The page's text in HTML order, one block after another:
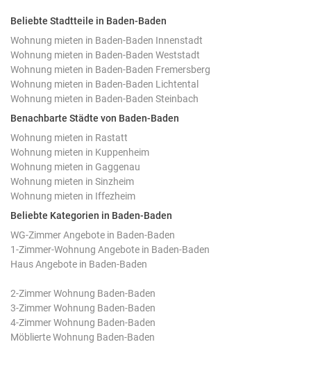
Beliebte Stadtteile in Baden-Baden
Wohnung mieten in Baden-Baden Innenstadt
Wohnung mieten in Baden-Baden Weststadt
Wohnung mieten in Baden-Baden Fremersberg
Wohnung mieten in Baden-Baden Lichtental
Wohnung mieten in Baden-Baden Steinbach
Benachbarte Städte von Baden-Baden
Wohnung mieten in Rastatt
Wohnung mieten in Kuppenheim
Wohnung mieten in Gaggenau
Wohnung mieten in Sinzheim
Wohnung mieten in Iffezheim
Beliebte Kategorien in Baden-Baden
WG-Zimmer Angebote in Baden-Baden
1-Zimmer-Wohnung Angebote in Baden-Baden
Haus Angebote in Baden-Baden
2-Zimmer Wohnung Baden-Baden
3-Zimmer Wohnung Baden-Baden
4-Zimmer Wohnung Baden-Baden
Möblierte Wohnung Baden-Baden